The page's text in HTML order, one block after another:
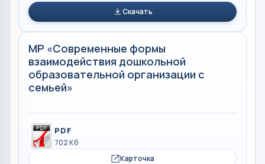
Скачать
МР «Современные формы
взаимодействия дошкольной
образовательной организации с
семьей»
PDF
702 Кб
Карточка